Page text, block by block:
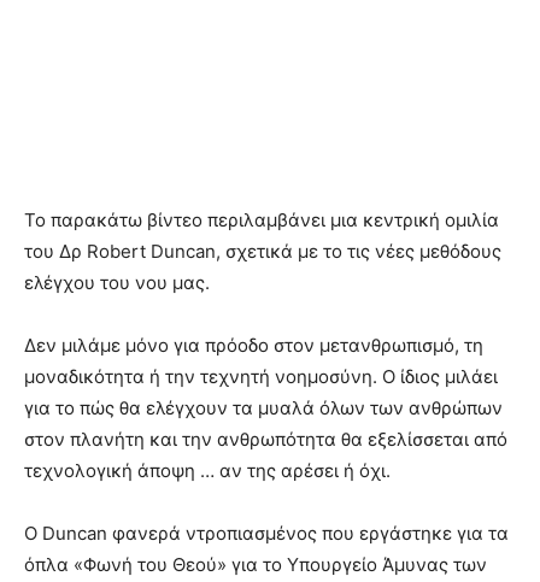
Το παρακάτω βίντεο περιλαμβάνει μια κεντρική ομιλία
του Δρ Robert Duncan, σχετικά με το τις νέες μεθόδους
ελέγχου του νου μας.
Δεν μιλάμε μόνο για πρόοδο στον μετανθρωπισμό, τη
μοναδικότητα ή την τεχνητή νοημοσύνη. Ο ίδιος μιλάει
για το πώς θα ελέγχουν τα μυαλά όλων των ανθρώπων
στον πλανήτη και την ανθρωπότητα θα εξελίσσεται από
τεχνολογική άποψη … αν της αρέσει ή όχι.
Ο Duncan φανερά ντροπιασμένος που εργάστηκε για τα
όπλα «Φωνή του Θεού» για το Υπουργείο Άμυνας των